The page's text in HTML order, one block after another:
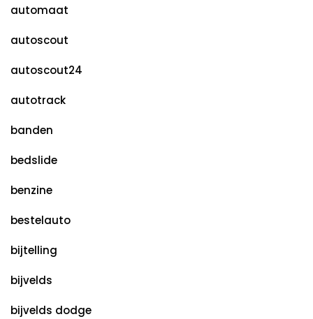
automaat
autoscout
autoscout24
autotrack
banden
bedslide
benzine
bestelauto
bijtelling
bijvelds
bijvelds dodge